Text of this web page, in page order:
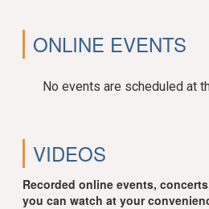
ONLINE EVENTS
No events are scheduled at
VIDEOS
Recorded online events,
you can watch at your